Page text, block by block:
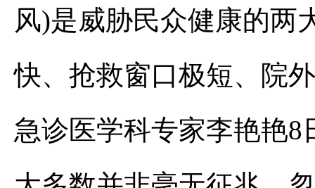
风)是威胁民众健康的两
快、抢救窗口极短、院
急诊医学科专家李艳艳